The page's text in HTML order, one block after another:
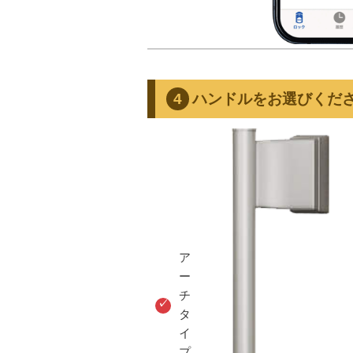
ハンドルをお選びくだ
ア
ー
チ
タ
イ